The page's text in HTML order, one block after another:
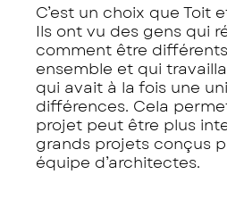
C’est un choix que Toit
Ils ont vu des gens qui
comment être
ensemble et qui
qui avait à la fois une
différences. Cela
projet peut être plus
grands projets conçus
équipe d’architectes.